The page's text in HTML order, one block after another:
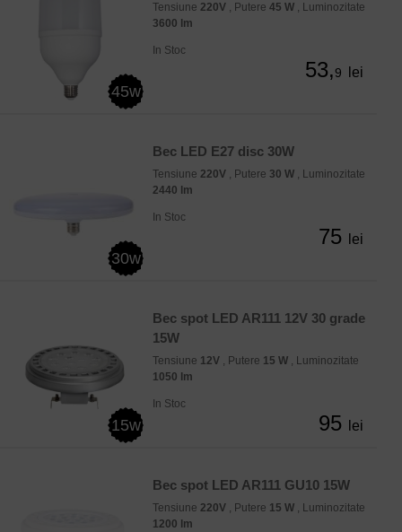
45w
Tensiune 220V , Putere 45 W , Luminozitate
3600 lm
In Stoc
53,9 lei
30w
Bec LED E27 disc 30W
Tensiune 220V , Putere 30 W , Luminozitate
2440 lm
In Stoc
75 lei
15w
Bec spot LED AR111 12V 30 grade
15W
Tensiune 12V , Putere 15 W , Luminozitate
1050 lm
In Stoc
95 lei
Bec spot LED AR111 GU10 15W
Tensiune 220V , Putere 15 W , Luminozitate
1200 lm